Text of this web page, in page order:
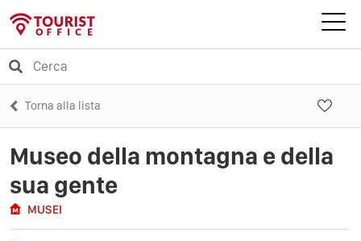
Torna alla lista
Museo della montagna e della
sua gente
MUSEI